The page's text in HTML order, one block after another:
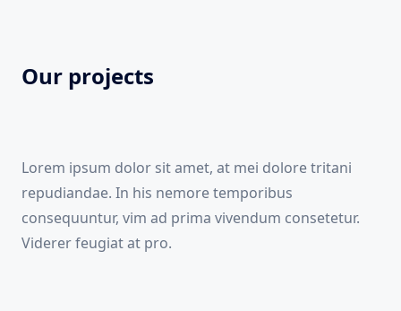
Our projects
Lorem ipsum dolor sit amet, at mei dolore tritani
repudiandae. In his nemore temporibus
consequuntur, vim ad prima vivendum consetetur.
Viderer feugiat at pro.